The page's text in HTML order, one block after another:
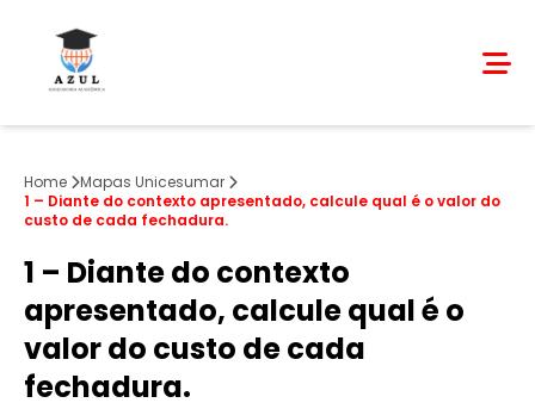
Home
Mapas Unicesumar
1 – Diante do contexto apresentado, calcule qual é o valor do
custo de cada fechadura.
1 – Diante do contexto
apresentado, calcule qual é o
valor do custo de cada
fechadura.